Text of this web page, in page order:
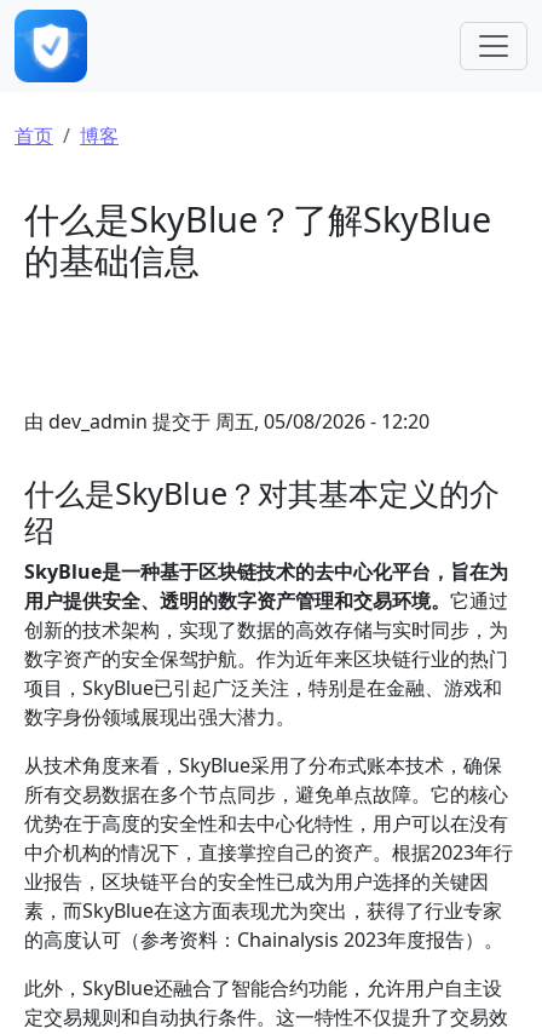
跳转到主要内容
面包屑
首页 博客
什么是SkyBlue？了解SkyBlue
的基础信息
由 dev_admin 提交于 周五, 05/08/2026 - 12:20
什么是SkyBlue？对其基本定义的介
绍
SkyBlue是一种基于区块链技术的去中心化平台，旨在为
用户提供安全、透明的数字资产管理和交易环境。 它通过
创新的技术架构，实现了数据的高效存储与实时同步，为
数字资产的安全保驾护航。作为近年来区块链行业的热门
项目，SkyBlue已引起广泛关注，特别是在金融、游戏和
数字身份领域展现出强大潜力。
从技术角度来看，SkyBlue采用了分布式账本技术，确保
所有交易数据在多个节点同步，避免单点故障。它的核心
优势在于高度的安全性和去中心化特性，用户可以在没有
中介机构的情况下，直接掌控自己的资产。根据2023年行
业报告，区块链平台的安全性已成为用户选择的关键因
素，而SkyBlue在这方面表现尤为突出，获得了行业专家
的高度认可（参考资料：Chainalysis 2023年度报告）。
此外，SkyBlue还融合了智能合约功能，允许用户自主设
定交易规则和自动执行条件。这一特性不仅提升了交易效